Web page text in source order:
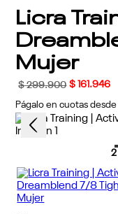
Licra
Mujer
$ 299.900 $ 161 .946
Págalo en cuotas desde
2